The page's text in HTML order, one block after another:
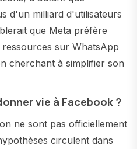
d'un milliard d'utilisateurs
que Meta préfère
sur WhatsApp
cherchant à simplifier son
vie à Facebook ?
ne sont pas officiellement
circulent dans